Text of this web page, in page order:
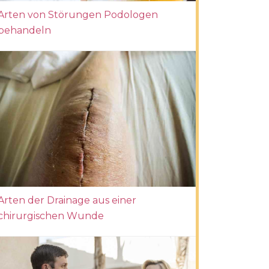
von Störungen Podologen
der Drainage aus einer
Wunde